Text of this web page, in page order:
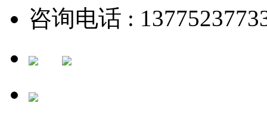
咨询电话 :